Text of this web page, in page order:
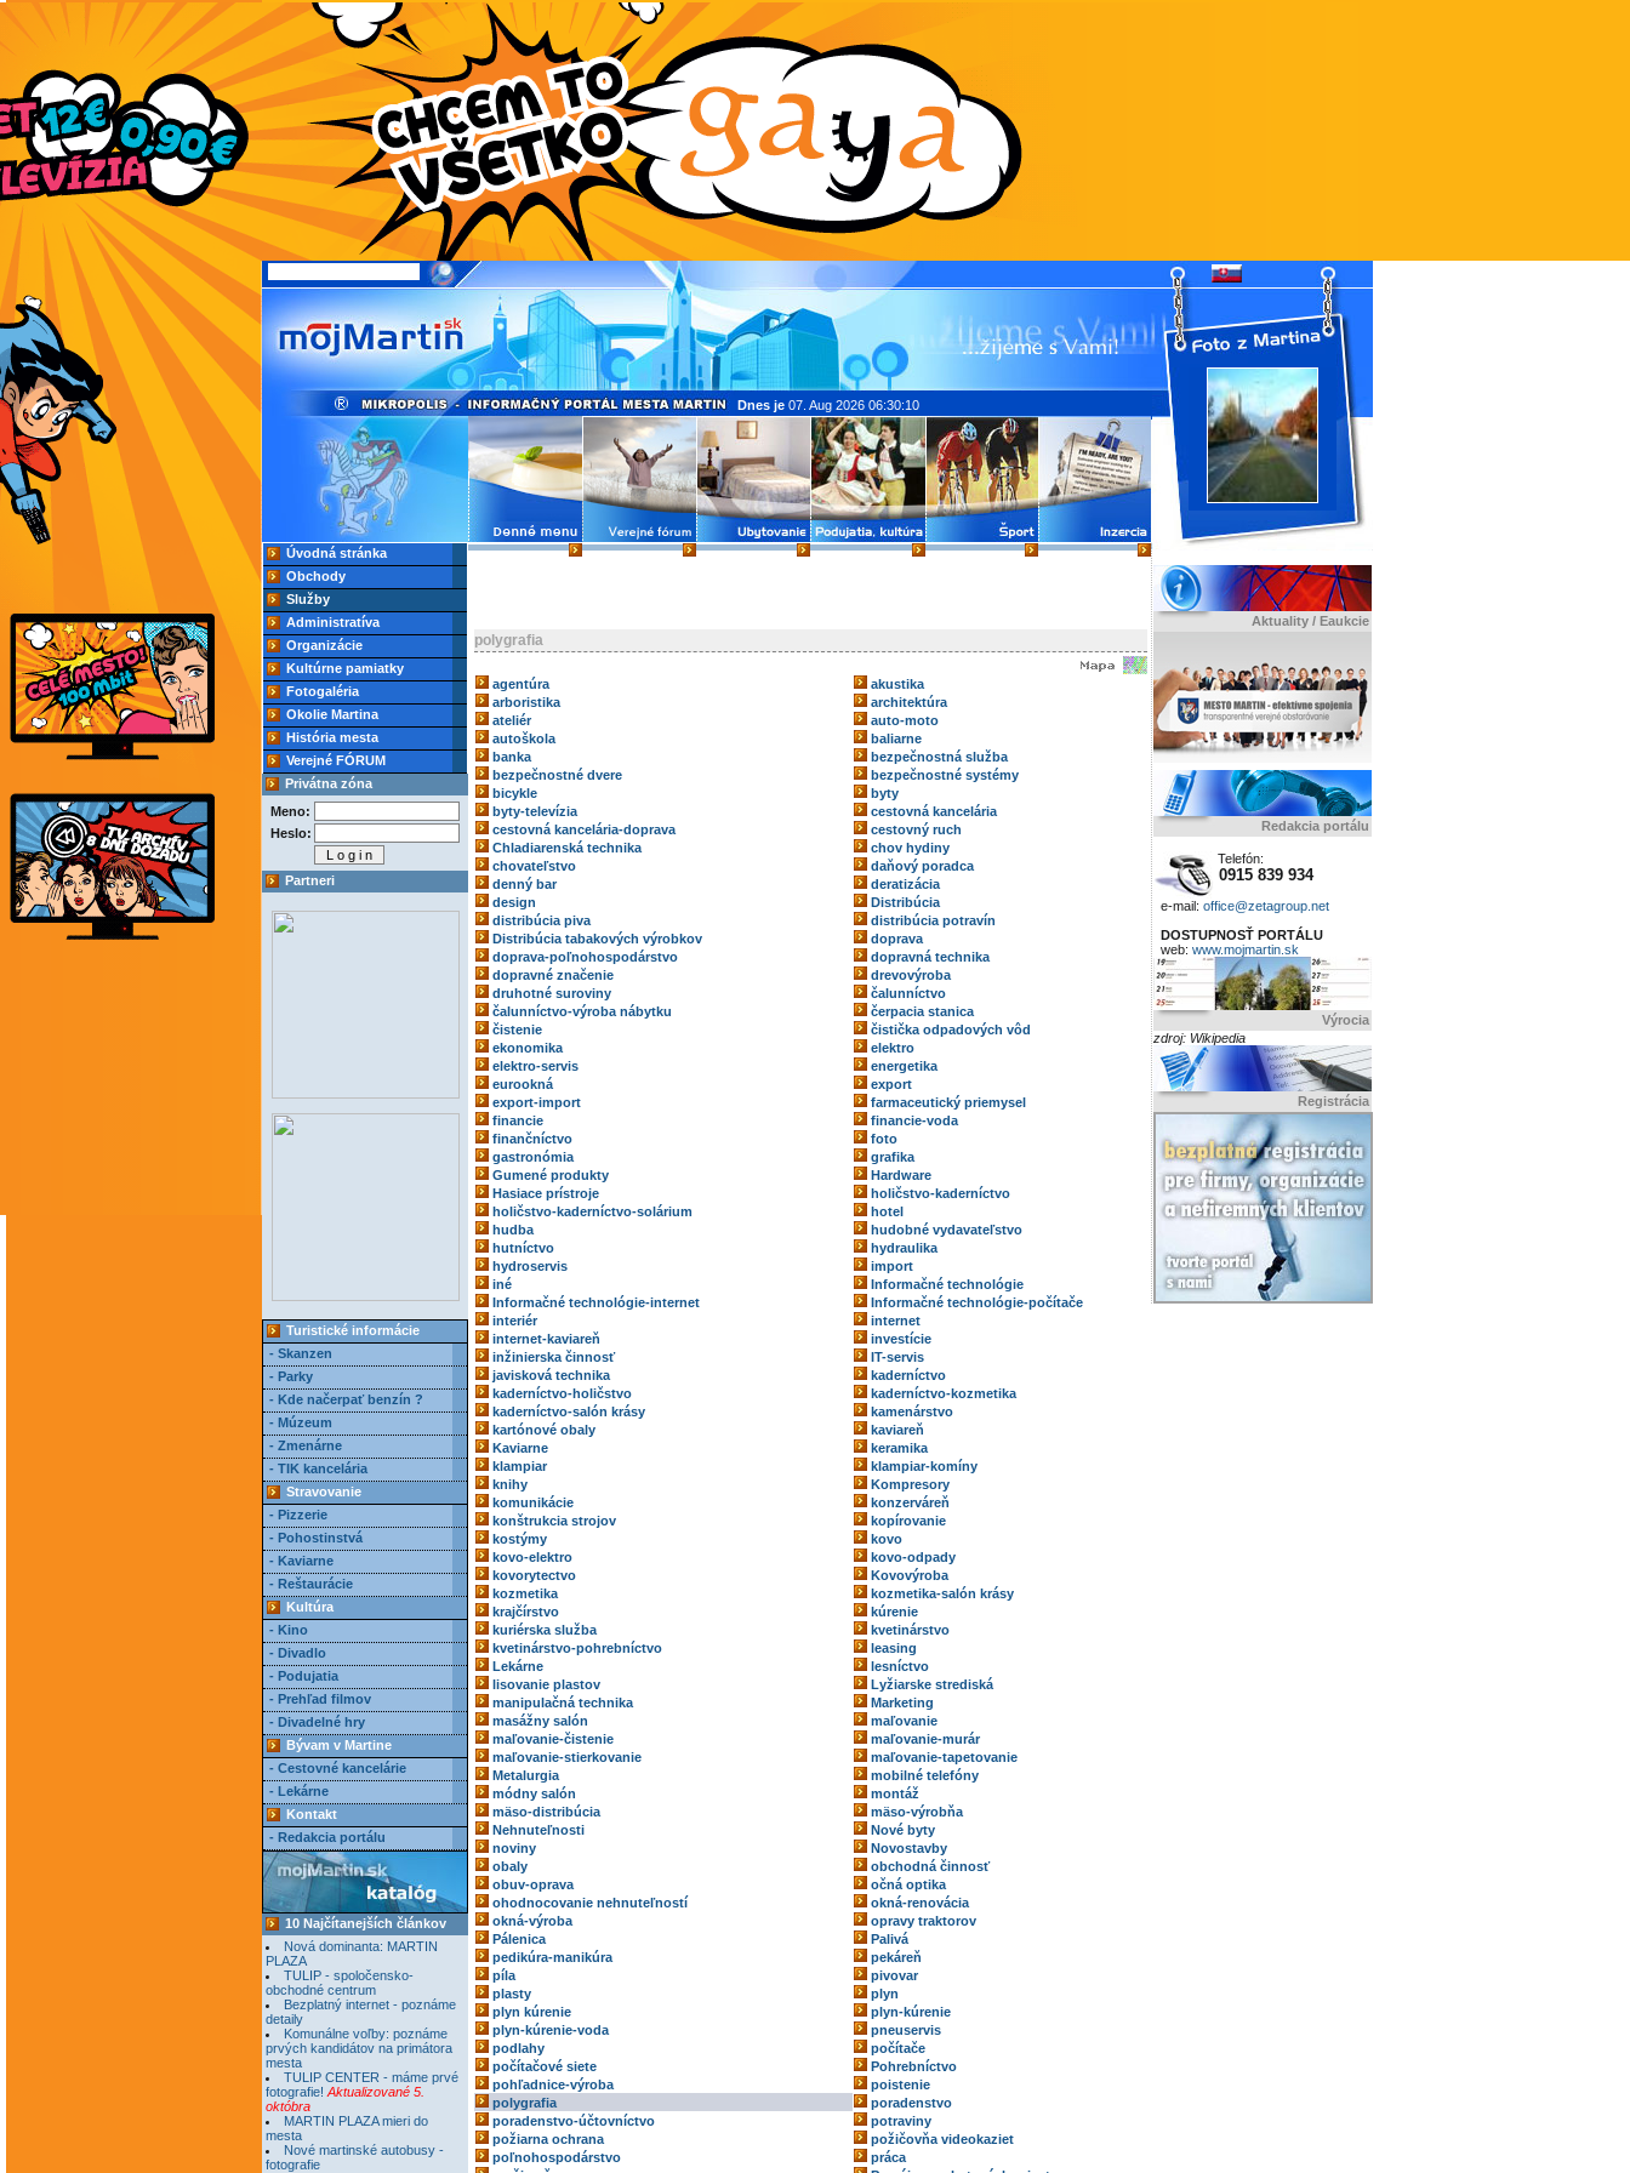
Úvodná stránka
Obchody
Služby
Administratíva
Organizácie
Kultúrne pamiatky
Fotogaléria
Okolie Martina
História mesta
Verejné FÓRUM
Privátna zóna
Meno:
Heslo:
Partneri
Turistické informácie
- Skanzen
- Parky
- Kde načerpať benzín ?
- Múzeum
- Zmenárne
- TIK kancelária
Stravovanie
- Pizzerie
- Pohostinstvá
- Kaviarne
- Reštaurácie
Kultúra
- Kino
- Divadlo
- Podujatia
- Prehľad filmov
- Divadelné hry
Bývam v Martine
- Cestovné kancelárie
- Lekárne
Kontakt
- Redakcia portálu
10 Najčítanejších článkov
Nová dominanta: MARTIN
PLAZA
TULIP - spoločensko-
obchodné centrum
Bezplatný internet - poznáme
detaily
Komunálne voľby: poznáme
prvých kandidátov na primátora
mesta
TULIP CENTER - máme prvé
fotografie! Aktualizované 5.
októbra
MARTIN PLAZA mieri do
mesta
Nové martinské autobusy -
fotografie
Aktuality / Eaukcie
Redakcia portálu
Telefón:
0915 839 934
e-mail: office@zetagroup.net
DOSTUPNOSŤ PORTÁLU
web: www.mojmartin.sk
Výrocia
zdroj: Wikipedia
Registrácia
Dnes je 07. Aug 2026 06:30:10
polygrafia
agentúra
akustika
arboristika
architektúra
ateliér
auto-moto
autoškola
baliarne
banka
bezpečnostná služba
bezpečnostné dvere
bezpečnostné systémy
bicykle
byty
byty-televízia
cestovná kancelária
cestovná kancelária-doprava
cestovný ruch
Chladiarenská technika
chov hydiny
chovateľstvo
daňový poradca
denný bar
deratizácia
design
Distribúcia
distribúcia piva
distribúcia potravín
Distribúcia tabakových výrobkov
doprava
doprava-poľnohospodárstvo
dopravná technika
dopravné značenie
drevovýroba
druhotné suroviny
čalunníctvo
čalunníctvo-výroba nábytku
čerpacia stanica
čistenie
čistička odpadových vôd
ekonomika
elektro
elektro-servis
energetika
eurookná
export
export-import
farmaceutický priemysel
financie
financie-voda
finančníctvo
foto
gastronómia
grafika
Gumené produkty
Hardware
Hasiace prístroje
holičstvo-kaderníctvo
holičstvo-kaderníctvo-solárium
hotel
hudba
hudobné vydavateľstvo
hutníctvo
hydraulika
hydroservis
import
iné
Informačné technológie
Informačné technológie-internet
Informačné technológie-počítače
interiér
internet
internet-kaviareň
investície
inžinierska činnosť
IT-servis
javisková technika
kaderníctvo
kaderníctvo-holičstvo
kaderníctvo-kozmetika
kaderníctvo-salón krásy
kamenárstvo
kartónové obaly
kaviareň
Kaviarne
keramika
klampiar
klampiar-komíny
knihy
Kompresory
komunikácie
konzerváreň
konštrukcia strojov
kopírovanie
kostýmy
kovo
kovo-elektro
kovo-odpady
kovorytectvo
Kovovýroba
kozmetika
kozmetika-salón krásy
krajčírstvo
kúrenie
kuriérska služba
kvetinárstvo
kvetinárstvo-pohrebníctvo
leasing
Lekárne
lesníctvo
lisovanie plastov
Lyžiarske strediská
manipulačná technika
Marketing
masážny salón
maľovanie
maľovanie-čistenie
maľovanie-murár
maľovanie-stierkovanie
maľovanie-tapetovanie
Metalurgia
mobilné telefóny
módny salón
montáž
mäso-distribúcia
mäso-výrobňa
Nehnuteľnosti
Nové byty
noviny
Novostavby
obaly
obchodná činnosť
obuv-oprava
očná optika
ohodnocovanie nehnuteľností
okná-renovácia
okná-výroba
opravy traktorov
Pálenica
Palivá
pedikúra-manikúra
pekáreň
píla
pivovar
plasty
plyn
plyn kúrenie
plyn-kúrenie
plyn-kúrenie-voda
pneuservis
podlahy
počítače
počítačové siete
Pohrebníctvo
pohľadnice-výroba
poistenie
polygrafia
poradenstvo
poradenstvo-účtovníctvo
potraviny
požiarna ochrana
požičovňa videokaziet
poľnohospodárstvo
práca